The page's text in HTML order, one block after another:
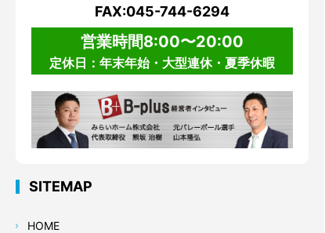
FAX:045-744-6294
営業時間8:00〜20:00
定休日：年末年始・大型連休・夏季休暇
SITEMAP
HOME